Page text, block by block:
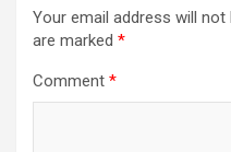
Your email address will not
are marked *
Comment *